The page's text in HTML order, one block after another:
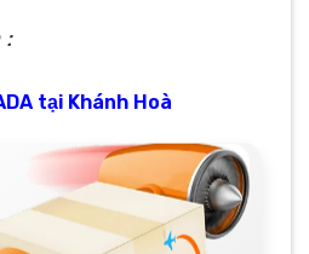
:
tại Khánh Hoà